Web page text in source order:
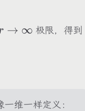
→ ∞ 极限，得到
维一样定义：